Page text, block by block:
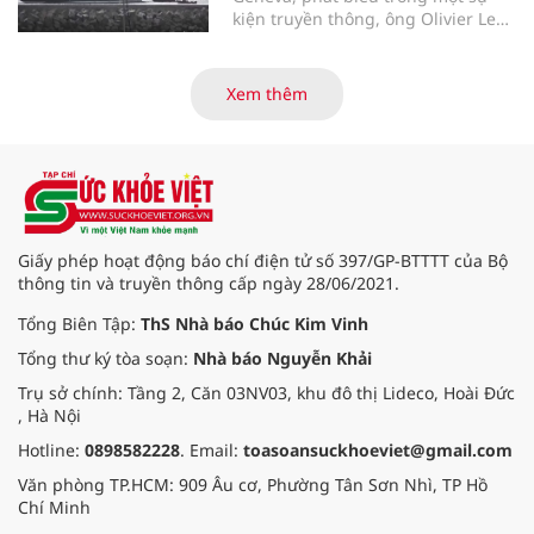
chuyển đổi số trong sản xuất dược
kiện truyền thông, ông Olivier Le
phục vụ ứng phó của Tổ chức Y tế
thế giới (WHO) - ngày 11/5 đã cung
Xem thêm
Giấy phép hoạt động báo chí điện tử số 397/GP-BTTTT của Bộ
thông tin và truyền thông cấp ngày 28/06/2021.
Tổng Biên Tập: ThS Nhà báo Chúc Kim Vinh
Tổng thư ký tòa soạn: Nhà báo Nguyễn Khải
Trụ sở chính: Tầng 2, Căn 03NV03, khu đô thị Lideco, Hoài Đức
, Hà Nội
Hotline: 0898582228. Email: toasoansuckhoeviet@gmail.com
Văn phòng TP.HCM: 909 Âu cơ, Phường Tân Sơn Nhì, TP Hồ
Chí Minh